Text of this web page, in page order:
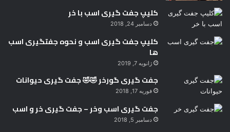
کلیپ جفت گیری اسب با خر
دسامبر 24, 2018
کلیپ جفت گیری اسب و نحوه جفتگیری اسب
ها
ژانویه 7, 2019
جفت گیری گورخر 🤣🤣 جفت گیری حیوانات
فوریه 17, 2018
جفت گیری اسب وخر – جفت گیری خر و اسب
دسامبر 5, 2018